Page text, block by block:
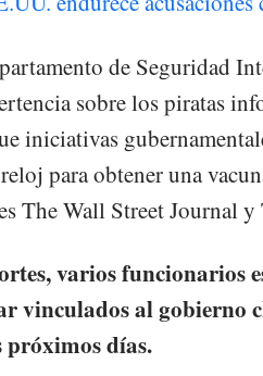
de Seguridad
sobre los piratas
iniciativas
para obtener una
The Wall Street Journal
varios funcionarios
vinculados al gobierno
próximos días.